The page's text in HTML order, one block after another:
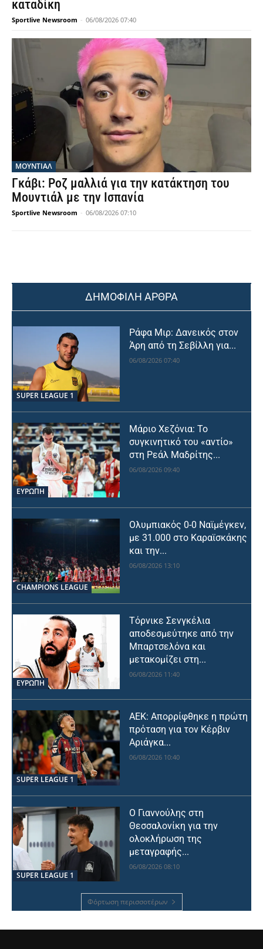
καταδίκη
Sportlive Newsroom - 06/08/2026 07:40
ΜΟΥΝΤΙΆΛ
Γκάβι: Ροζ μαλλιά για την κατάκτηση του
Μουντιάλ με την Ισπανία
Sportlive Newsroom - 06/08/2026 07:10
ΔΗΜΟΦΙΛΗ ΑΡΘΡΑ
SUPER LEAGUE 1
Ράφα Μιρ: Δανεικός στον
Άρη από τη Σεβίλλη για...
06/08/2026 07:40
ΕΥΡΩΠΗ
Μάριο Χεζόνια: Το
συγκινητικό του «αντίο»
στη Ρεάλ Μαδρίτης...
06/08/2026 09:40
CHAMPIONS LEAGUE
Ολυμπιακός 0-0 Ναϊμέγκεν,
με 31.000 στο Καραϊσκάκης
και την...
06/08/2026 13:10
ΕΥΡΩΠΗ
Τόρνικε Σενγκέλια
αποδεσμεύτηκε από την
Μπαρτσελόνα και
μετακομίζει στη...
06/08/2026 11:40
SUPER LEAGUE 1
ΑΕΚ: Απορρίφθηκε η πρώτη
πρόταση για τον Κέρβιν
Αριάγκα...
06/08/2026 10:40
SUPER LEAGUE 1
Ο Γιαννούλης στη
Θεσσαλονίκη για την
ολοκλήρωση της
μεταγραφής...
06/08/2026 08:10
Φόρτωση περισσοτέρων